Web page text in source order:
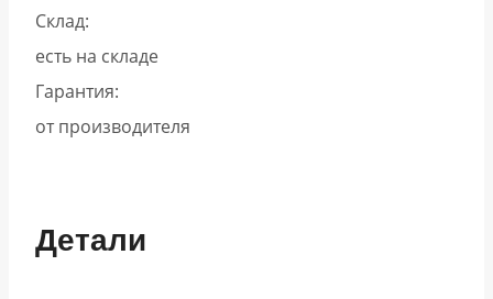
Склад:
есть на складе
Гарантия:
от производителя
Детали